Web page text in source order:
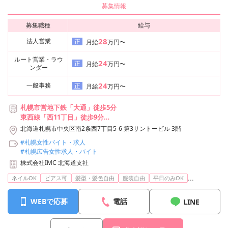
募集情報
募集職種
給与
法人営業
正 月給28万円〜
ルート営業・ラウ
ンダー
正 月給24万円〜
一般事務 正 月給24万円〜
札幌市営地下鉄「大通」徒歩5分
東西線「西11丁目」徒歩9分
札幌市電「西8丁目」徒歩2分
北海道札幌市中央区南2条西7丁目5-6 第3サントービル 3階
#札幌女性バイト・求人
#札幌広告女性求人・バイト
株式会社IMC 北海道支社
ネイルOK ピアス可 髪型・髪色自由 服装自由 平日のみOK ...
WEBで応募 電話 LINE